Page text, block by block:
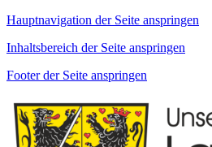
Hauptnavigation der Seite anspringen
Inhaltsbereich der Seite anspringen
Footer der Seite anspringen